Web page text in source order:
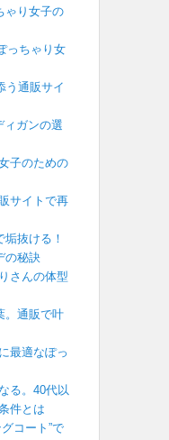
ゃり女子の
っちゃり女
う通販サイ
ィガンの選
子のための
サイトで再
抜ける！
の秘訣
さんの体型
。通販で叶
最適なぽっ
る。40代以
件とは
コート”で